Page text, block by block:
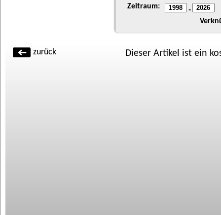
Zeitraum: -
zurück Dieser Artikel ist ein